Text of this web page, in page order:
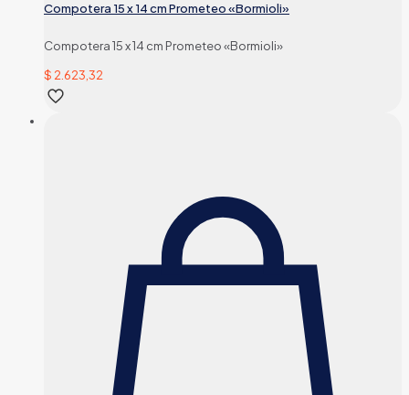
Compotera 15 x 14 cm Prometeo «Bormioli»
Compotera 15 x 14 cm Prometeo «Bormioli»
$ 2.623,32